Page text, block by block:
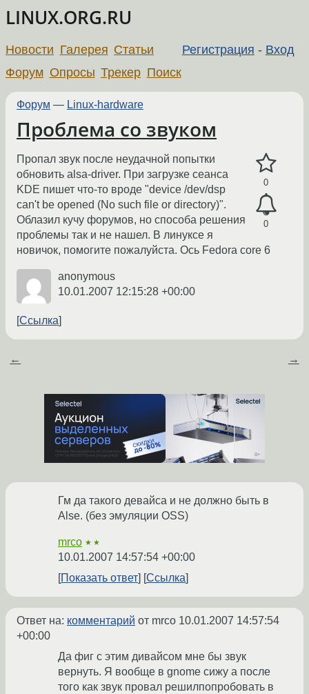
LINUX.ORG.RU
Регистрация - Вход
Новости Галерея Статьи
Форум Опросы Трекер Поиск
Форум — Linux-hardware
Проблема со звуком
0
0
Пропал звук после неудачной попытки
обновить alsa-driver. При загрузке сеанса
KDE пишет что-то вроде "device /dev/dsp
can't be opened (No such file or directory)".
Облазил кучу форумов, но способа решения
проблемы так и не нашел. В линуксе я
новичок, помогите пожалуйста. Ось Fedora core 6
anonymous
10.01.2007 12:15:28 +00:00
Ссылка
← →
Гм да такого девайса и не должно быть в
Alse. (без эмуляции OSS)
mrco ★★
10.01.2007 14:57:54 +00:00
Показать ответ
Ссылка
Ответ на: комментарий от mrco 10.01.2007 14:57:54
+00:00
Да фиг с этим дивайсом мне бы звук
вернуть. Я вообще в gnome сижу а после
того как звук провал решилпопробовать в